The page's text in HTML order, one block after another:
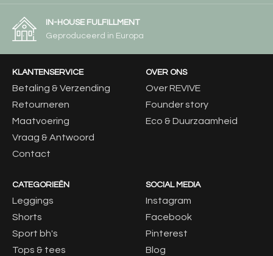
IN-HOUSE FULFILLMENT
Geproduceerd in Europa
KLANTENSERVICE
Betaling & Verzending
Retourneren
Maatvoering
Vraag & Antwoord
Contact
OVER ONS
Over REVIVE
Founder story
Eco & Duurzaamheid
CATEGORIEËN
Leggings
Shorts
Sport bh's
Tops & tees
SOCIAL MEDIA
Instagram
Facebook
Pinterest
Blog